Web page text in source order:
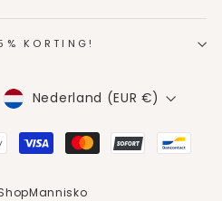
KORTING!
MUNTEENHEID
Nederland (EUR €)